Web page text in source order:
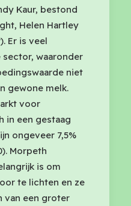
Kaur, bestond
Helen Hartley
Er is veel
waaronder
niet
gewone melk.
voor
in een gestaag
ongeveer 7,5%
Morpeth
is om
te lichten en ze
van een groter